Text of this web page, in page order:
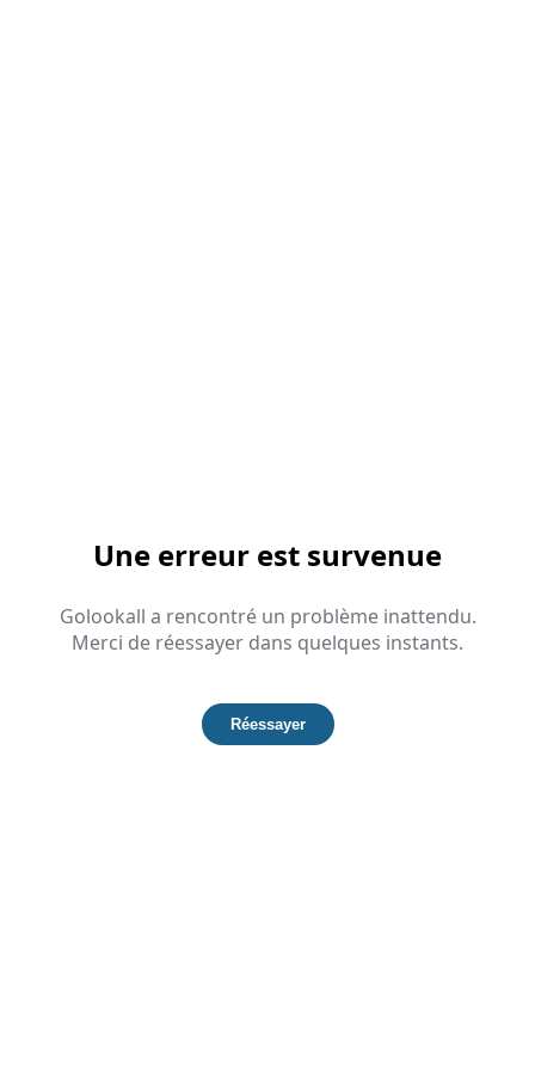
Une erreur est survenue
Golookall a rencontré un problème inattendu.
Merci de réessayer dans quelques instants.
Réessayer